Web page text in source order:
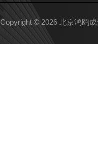
Copyright © 2026 北京鸿鸥